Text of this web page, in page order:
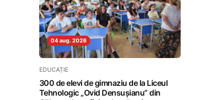
04 aug. 2026
EDUCAȚIE
300 de elevi de gimnaziu de la Liceul
Tehnologic „Ovid Densușianu” din